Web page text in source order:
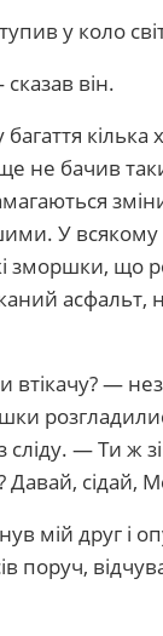
у коло
він.
кілька
не бачив
У всякому
зморшки, що
асфальт,
втікачу? —
сліду. — Ти ж
Давай, сідай,
мій друг і
поруч,